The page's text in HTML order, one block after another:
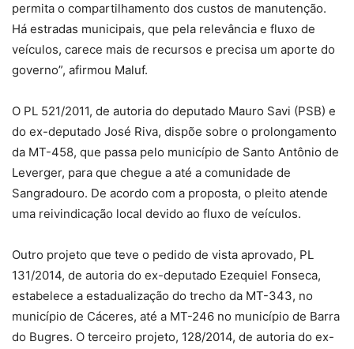
permita o compartilhamento dos custos de manutenção.
Há estradas municipais, que pela relevância e fluxo de
veículos, carece mais de recursos e precisa um aporte do
governo”, afirmou Maluf.
O PL 521/2011, de autoria do deputado Mauro Savi (PSB) e
do ex-deputado José Riva, dispõe sobre o prolongamento
da MT-458, que passa pelo município de Santo Antônio de
Leverger, para que chegue a até a comunidade de
Sangradouro. De acordo com a proposta, o pleito atende
uma reivindicação local devido ao fluxo de veículos.
Outro projeto que teve o pedido de vista aprovado, PL
131/2014, de autoria do ex-deputado Ezequiel Fonseca,
estabelece a estadualização do trecho da MT-343, no
município de Cáceres, até a MT-246 no município de Barra
do Bugres. O terceiro projeto, 128/2014, de autoria do ex-